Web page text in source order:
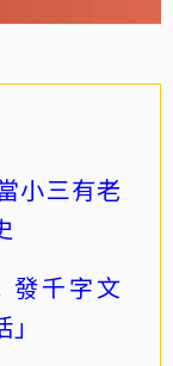
小三有老
發千字文